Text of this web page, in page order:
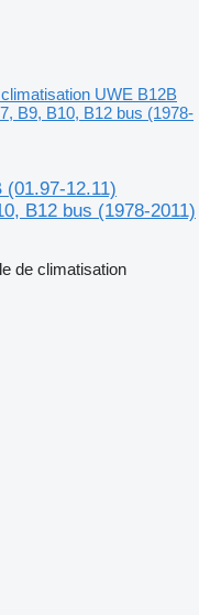
UWE B12B
B9, B10, B12 bus (1978-
12.11)
B12 bus (1978-2011)
de climatisation